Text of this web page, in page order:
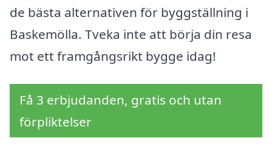
de bästa alternativen för byggställning i
Baskemölla. Tveka inte att börja din resa
mot ett framgångsrikt bygge idag!
Få 3 erbjudanden, gratis och utan
förpliktelser